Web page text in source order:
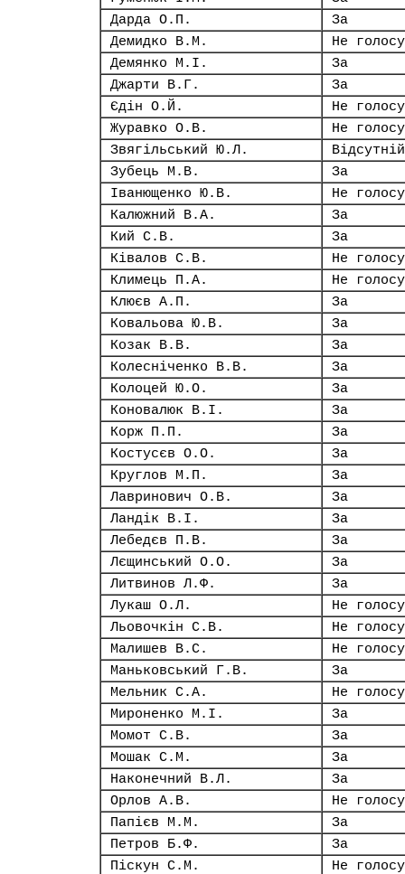
Дарда О.П.
За
Демидко В.М.
Не
Демянко М.І.
За
Джарти В.Г.
За
Єдін О.Й.
Не
Журавко О.В.
Не
Звягільський Ю.Л.
Відсутній
Зубець М.В.
За
Іванющенко Ю.В.
Не
Калюжний В.А.
За
Кий С.В.
За
Ківалов С.В.
Не
Климець П.А.
Не
Клюєв А.П.
За
Ковальова Ю.В.
За
Козак В.В.
За
Колесніченко В.В.
За
Колоцей Ю.О.
За
Коновалюк В.І.
За
Корж П.П.
За
Костусєв О.О.
За
Круглов М.П.
За
Лавринович О.В.
За
Ландік В.І.
За
Лебедєв П.В.
За
Лєщинський О.О.
За
Литвинов Л.Ф.
За
Лукаш О.Л.
Не
Льовочкін С.В.
Не
Малишев В.С.
Не
Маньковський Г.В.
За
Мельник С.А.
Не
Мироненко М.І.
За
Момот С.В.
За
Мошак С.М.
За
Наконечний В.Л.
За
Орлов А.В.
Не
Папієв М.М.
За
Петров Б.Ф.
За
Піскун С.М.
Не